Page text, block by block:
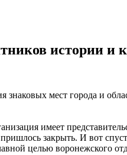
истории и
знаковых мест города и
имеет
закрыть. И вот
целью воронежского